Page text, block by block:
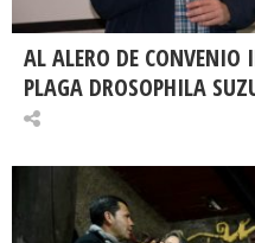
AL ALERO DE CONVENIO
PLAGA DROSOPHILA